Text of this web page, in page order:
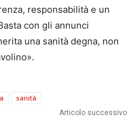
responsabilità e un
con gli annunci
una sanità degna, non
sanità
Articolo successivo